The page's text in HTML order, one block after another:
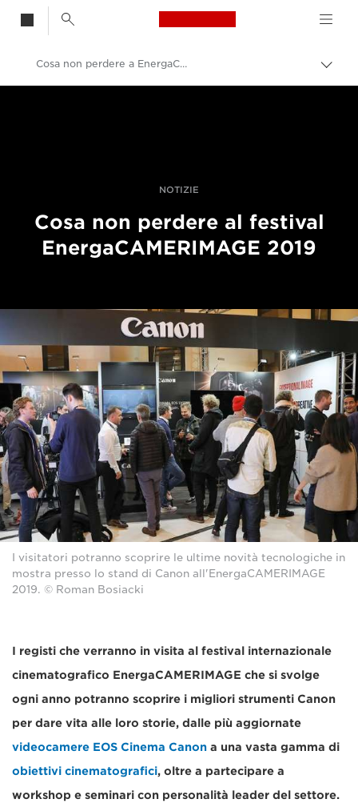
Canon Logo, back
Cosa non perdere a EnergaCAMERIMAGE 2019
NOTIZIE
Cosa non perdere al festival
EnergaCAMERIMAGE 2019
I visitatori potranno scoprire le ultime novità tecnologiche in
mostra presso lo stand di Canon all'EnergaCAMERIMAGE
2019. © Roman Bosiacki
I registi che verranno in visita al festival internazionale
cinematografico EnergaCAMERIMAGE che si svolge
ogni anno potranno scoprire i migliori strumenti Canon
per dare vita alle loro storie, dalle più aggiornate
videocamere EOS Cinema Canon a una vasta gamma di
obiettivi cinematografici, oltre a partecipare a
workshop e seminari con personalità leader del settore.